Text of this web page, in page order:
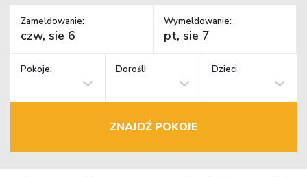
Zameldowanie: Wymeldowanie:
Pokoje: Dorośli Dzieci
ZNAJDŹ POKOJE